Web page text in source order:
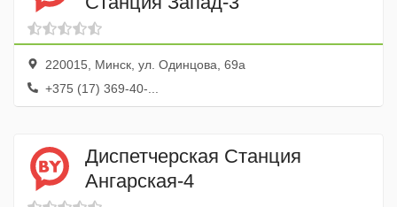
220015, Минск, ул. Одинцова, 69а
+375 (17) 369-40-...
Диспетчерская Станция
Ангарская-4